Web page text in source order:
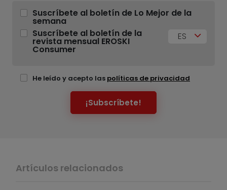
Suscríbete al boletín de Lo Mejor de la
semana
Suscríbete al boletín de la
revista mensual EROSKI
Consumer
ES
He leído y acepto las políticas de privacidad
¡Subscríbete!
Artículos relacionados